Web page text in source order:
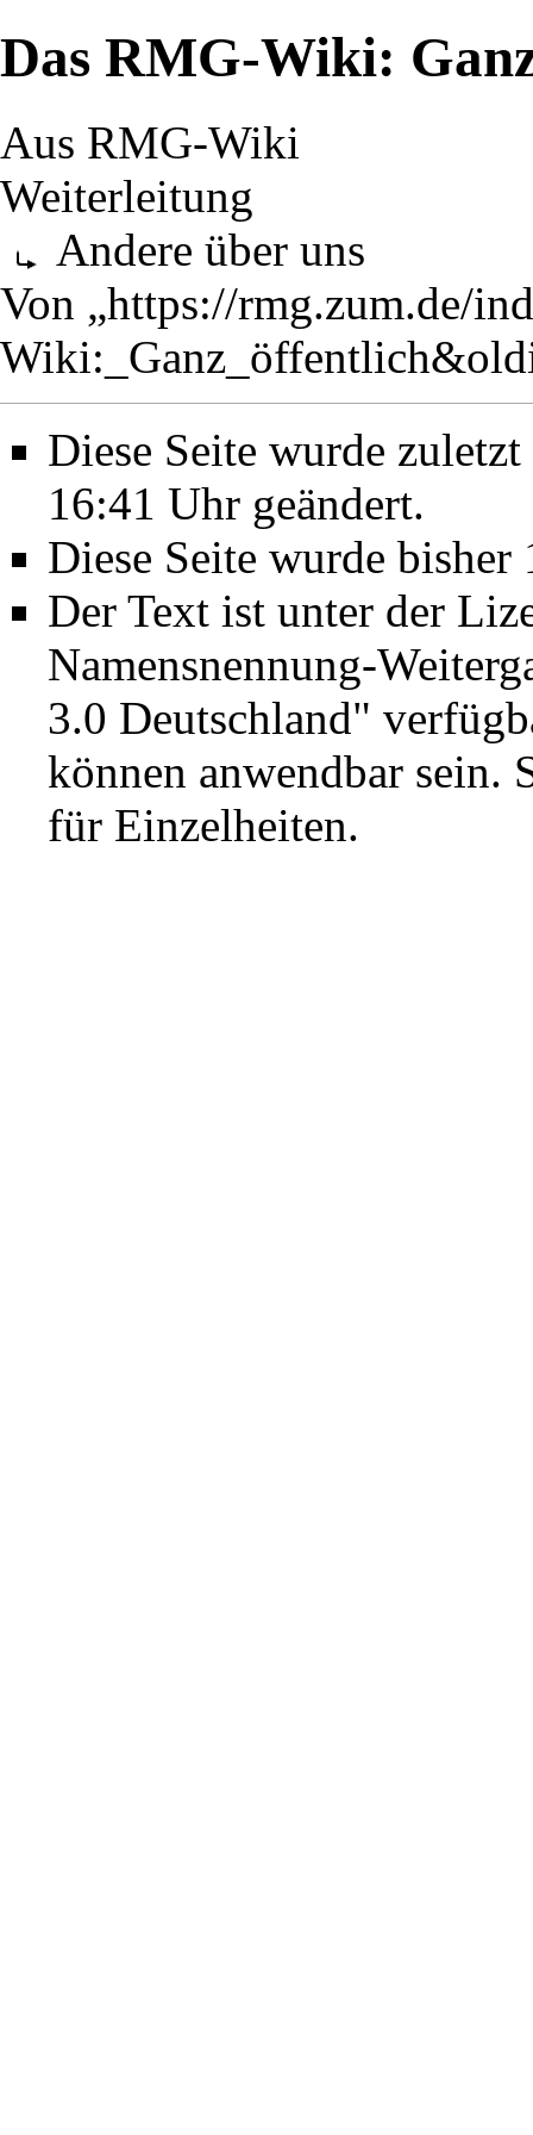
Das RMG-Wiki:
Aus RMG-Wiki
Weiterleitung
Andere über uns
Von „https://rmg.zum.de/
Diese Seite wurde
16:41 Uhr geändert.
Diese Seite wurde
Der Text ist unter der
Namensnennung-
3.0 Deutschland"
können anwendbar sein.
für Einzelheiten.